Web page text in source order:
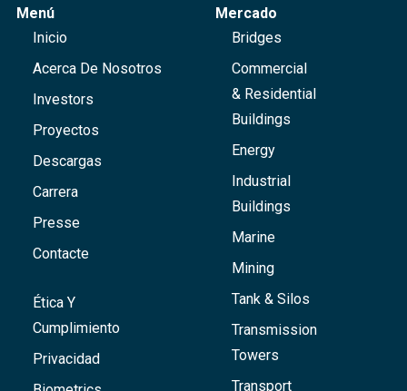
Menú
Inicio
Acerca De Nosotros
Investors
Proyectos
Descargas
Carrera
Presse
Contacte
Ética Y
Cumplimiento
Privacidad
Mercado
Bridges
Commercial
& Residential
Buildings
Energy
Industrial
Buildings
Marine
Mining
Tank & Silos
Transmission
Towers
Transport